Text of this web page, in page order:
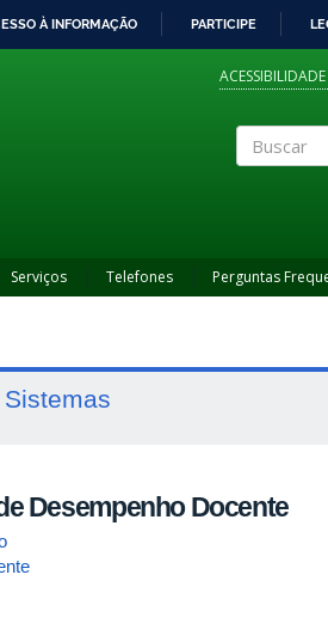
À INFORMAÇÃO PARTICIPE
ACESSIBILIDADE
Serviços Telefones Perguntas
Desempenho Docente